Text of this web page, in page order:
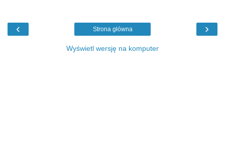
‹ ›
Strona główna
Wyświetl wersję na komputer